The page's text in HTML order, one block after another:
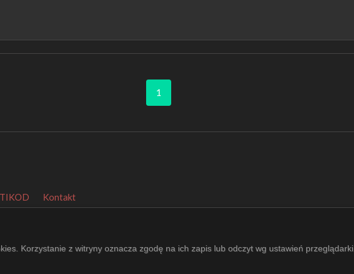
1
Kontakt
Korzystanie z witryny oznacza zgodę na ich zapis lub odczyt wg ustawień przeglądarki.